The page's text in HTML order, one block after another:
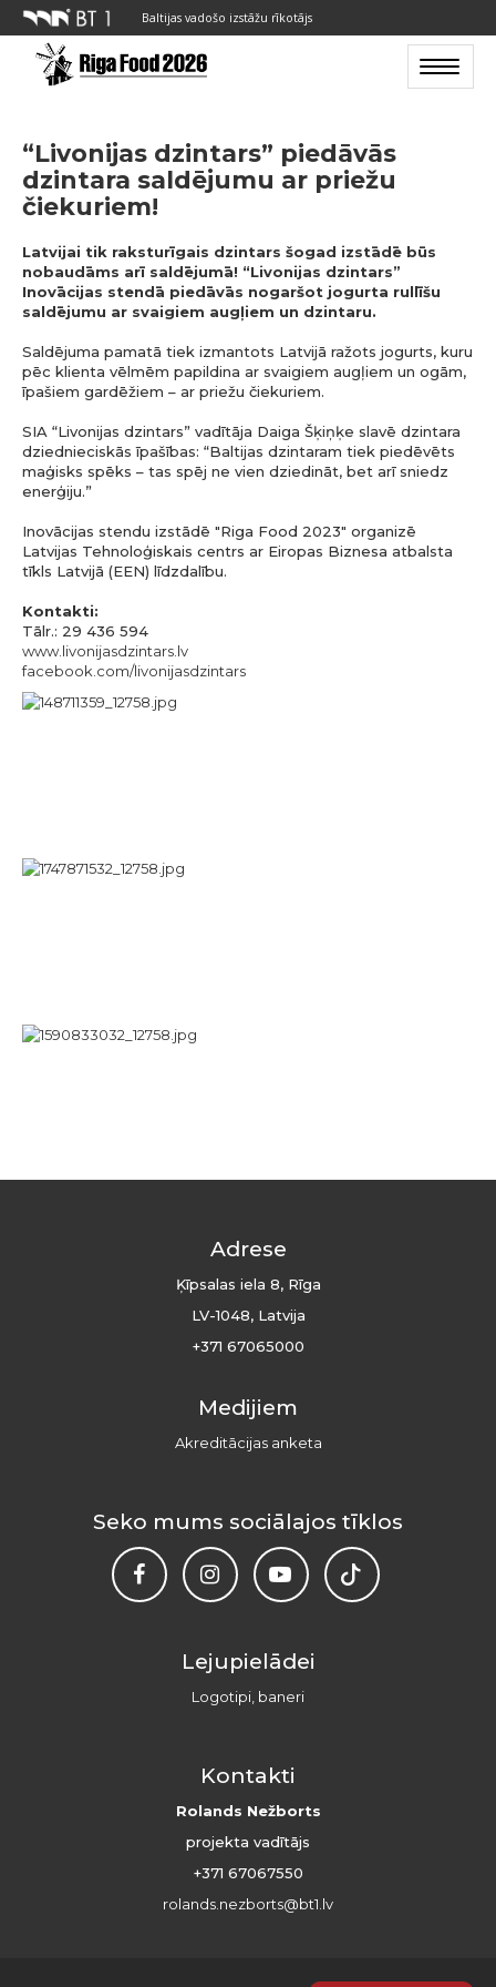
Baltijas vadošo izstāžu rīkotājs
Toggle
“Livonijas dzintars” piedāvās
dzintara saldējumu ar priežu
čiekuriem!
Latvijai tik raksturīgais dzintars šogad izstādē būs
nobaudāms arī saldējumā! “Livonijas dzintars”
Inovācijas stendā piedāvās nogaršot jogurta rullīšu
saldējumu ar svaigiem augļiem un dzintaru.
Saldējuma pamatā tiek izmantots Latvijā ražots jogurts, kuru
pēc klienta vēlmēm papildina ar svaigiem augļiem un ogām,
īpašiem gardēžiem – ar priežu čiekuriem.
SIA “Livonijas dzintars” vadītāja Daiga Šķiņķe slavē dzintara
dziednieciskās īpašības: “Baltijas dzintaram tiek piedēvēts
maģisks spēks – tas spēj ne vien dziedināt, bet arī sniedz
enerģiju.”
Inovācijas stendu izstādē "Riga Food 2023" organizē
Latvijas Tehnoloģiskais centrs ar Eiropas Biznesa atbalsta
tīkls Latvijā (EEN) līdzdalību.
Kontakti:
Tālr.: 29 436 594
www.livonijasdzintars.lv
facebook.com/livonijasdzintars
Adrese
Ķīpsalas iela 8, Rīga
LV-1048, Latvija
+371 67065000
Medijiem
Akreditācijas anketa
Seko mums sociālajos tīklos
Lejupielādei
Logotipi, baneri
Kontakti
Rolands Nežborts
projekta vadītājs
+371 67067550
rolands.nezborts@bt1.lv